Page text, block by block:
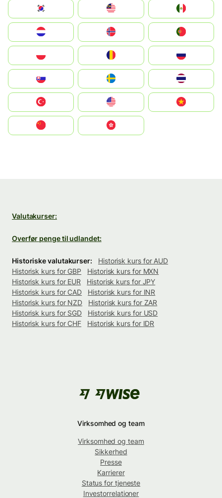
South Korea
United States
中國香港特別行政區
Valutakurser:
Overfør penge til udlandet:
Historiske valutakurser:
Historisk kurs for AUD
Historisk kurs for GBP
Historisk kurs for MXN
Historisk kurs for EUR
Historisk kurs for JPY
Historisk kurs for CAD
Historisk kurs for INR
Historisk kurs for NZD
Historisk kurs for ZAR
Historisk kurs for SGD
Historisk kurs for USD
Historisk kurs for CHF
Historisk kurs for IDR
Virksomhed og team
Virksomhed og team
Sikkerhed
Presse
Karrierer
Status for tjeneste
Investorrelationer